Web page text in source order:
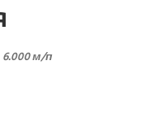
6.000 м/п